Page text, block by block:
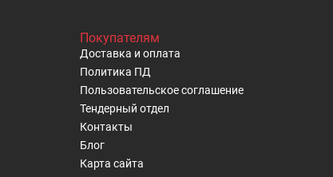
Покупателям
Доставка и оплата
Политика ПД
Пользовательское cоглашение
Тендерный отдел
Контакты
Блог
Карта сайта